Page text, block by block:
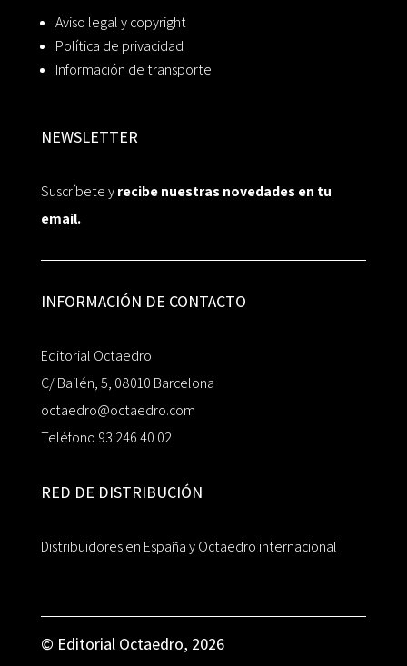
Aviso legal y copyright
Política de privacidad
Información de transporte
NEWSLETTER
Suscríbete yrecibe nuestras novedades en tu
email.
INFORMACIÓN DE CONTACTO
Editorial Octaedro
C/ Bailén, 5, 08010 Barcelona
octaedro@octaedro.com
Teléfono 93 246 40 02
RED DE DISTRIBUCIÓN
Distribuidores en España y Octaedro internacional
© Editorial Octaedro, 2026